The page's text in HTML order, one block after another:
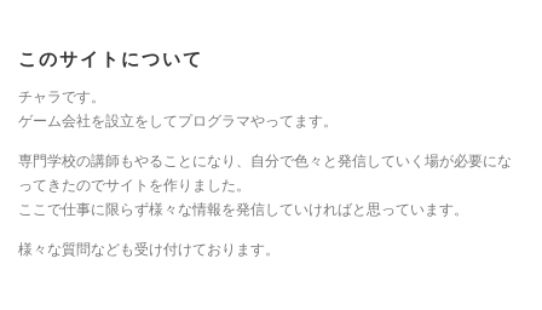
このサイトについて
チャラです。
ゲーム会社を設立をしてプログラマやってます。
専門学校の講師もやることになり、自分で色々と発信していく場が必要にな
ってきたのでサイトを作りました。
ここで仕事に限らず様々な情報を発信していければと思っています。
様々な質問なども受け付けております。